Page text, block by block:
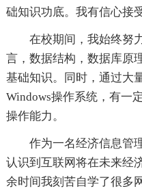
础知识功底。我有信心接
在校期间，我始终努
言，数据结构，数据库原
基础知识。同时，通过大
Windows操作系统，有一
操作能力。
作为一名经济信息管
认识到互联网将在未来经
余时间我刻苦自学了很多